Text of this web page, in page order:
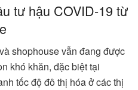
tư hậu COVID-19 từ
shophouse vẫn đang được
khó khăn, đặc biệt tại
tốc độ đô thị hóa ở các thị